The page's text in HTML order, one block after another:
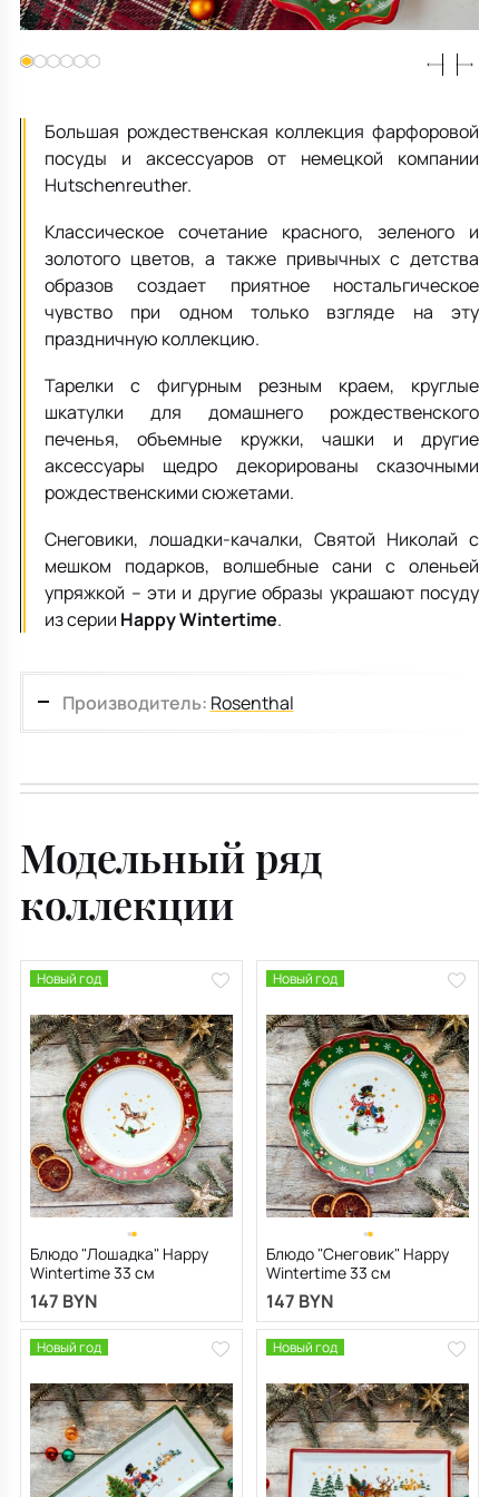
Все для кухни
Детская посуда
Пепельницы
Декоративные блюда
Душевая зона
Мебель для ванной
Аксессуары для ванной
Полотенцесушители, Радиаторы
Чехлы на подушку
Подушки-вкладыши
Мебель для хранения
Декор дома
Терраса и балкон
Большая рождественская коллекция фарфоровой
посуды и аксессуаров от немецкой компании
Hutschenreuther.
Классическое сочетание красного, зеленого и
золотого цветов, а также привычных с детства
образов создает приятное ностальгическое
чувство при одном только взгляде на эту
праздничную коллекцию.
Тарелки с фигурным резным краем, круглые
шкатулки для домашнего рождественского
печенья, объемные кружки, чашки и другие
аксессуары щедро декорированы сказочными
рождественскими сюжетами.
Снеговики, лошадки-качалки, Святой Николай с
мешком подарков, волшебные сани с оленьей
упряжкой – эти и другие образы украшают посуду
из серии Happy Wintertime.
Производитель: Rosenthal
Модельный ряд
коллекции
Новый год
Блюдо "Лошадка" Happy
Wintertime 33 см
147 BYN
Новый год
Блюдо "Снеговик" Happy
Wintertime 33 см
147 BYN
Новый год Новый год